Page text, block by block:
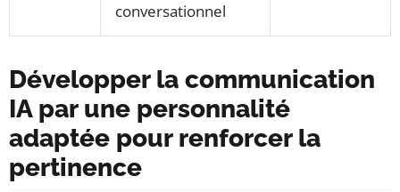
conversationnel
Développer la communication
IA par une personnalité
adaptée pour renforcer la
pertinence